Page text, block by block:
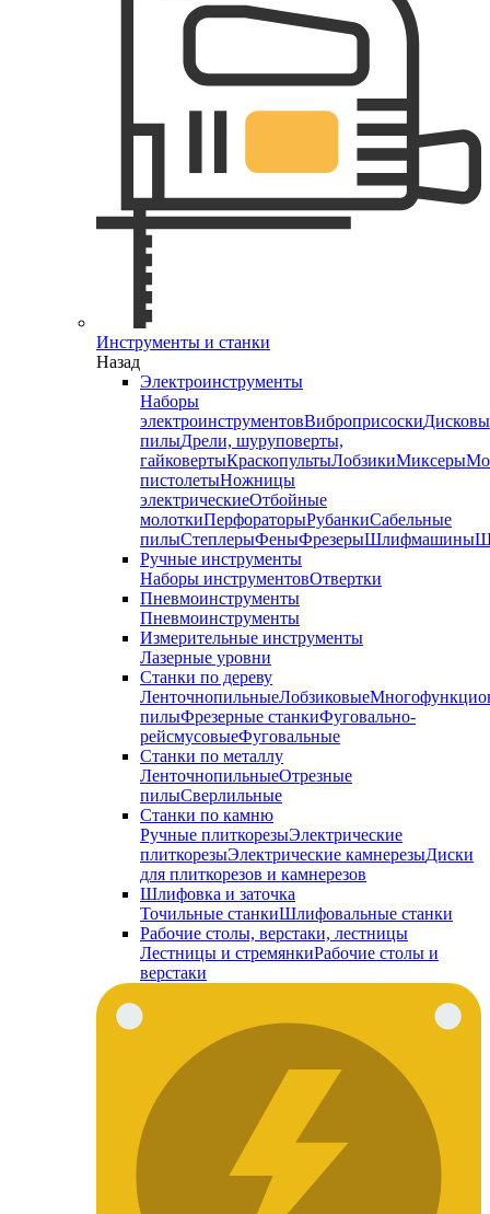
Инструменты и станки
Назад
Электроинструменты
Наборы
электроинструментовВиброприсоски
пилыДрели, шуруповерты,
гайковертыКраскопультыЛобзикиМиксеры
пистолетыНожницы
электрическиеОтбойные
молоткиПерфораторыРубанкиСабельные
пилыСтеплерыФеныФрезерыШлифмашины
Ручные инструменты
Наборы инструментовОтвертки
Пневмоинструменты
Пневмоинструменты
Измерительные инструменты
Лазерные уровни
Станки по дереву
ЛенточнопильныеЛобзиковые
пилыФрезерные станкиФуговально-
рейсмусовыеФуговальные
Станки по металлу
ЛенточнопильныеОтрезные
пилыСверлильные
Станки по камню
Ручные плиткорезыЭлектрические
плиткорезыЭлектрические камнерезыДиски
для плиткорезов и камнерезов
Шлифовка и заточка
Точильные станкиШлифовальные станки
Рабочие столы, верстаки, лестницы
Лестницы и стремянкиРабочие столы и
верстаки